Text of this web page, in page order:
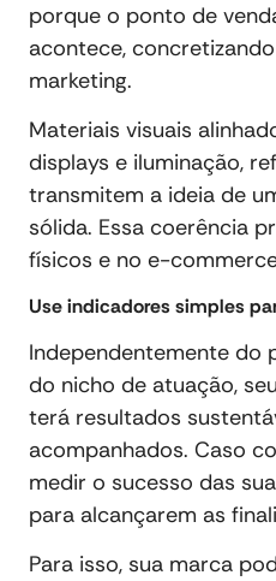
porque o ponto de
acontece,
marketing.
Materiais visuais
displays e iluminação,
transmitem a ideia de
sólida. Essa coerência
físicos e no e-
Use indicadores simples
Independentemente do
do nicho de atuação,
terá resultados
acompanhados. Caso
medir o sucesso das
para alcançarem as
Para isso, sua marca